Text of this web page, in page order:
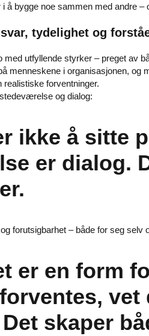
å bygge noe sammen med andre
tydelighet og
med utfyllende styrker – preget av
menneskene i organisasjonen, og
forventninger.
og dialog:
ikke å sitte
er dialog.
forutsigbarhet – både for seg selv
er en form
vet
skaper